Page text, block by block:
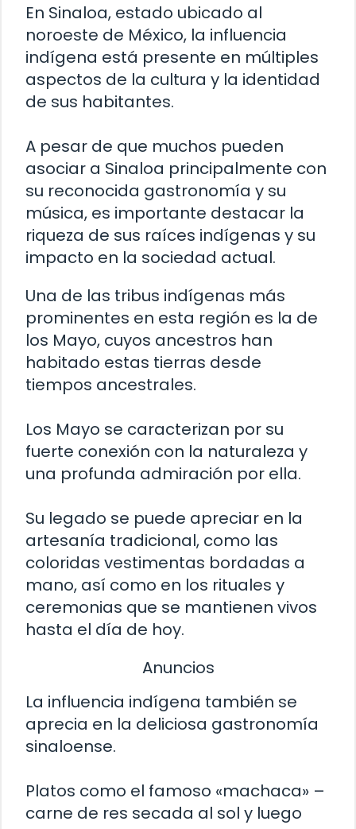
En Sinaloa, estado ubicado al
noroeste de México, la influencia
indígena está presente en múltiples
aspectos de la cultura y la identidad
de sus habitantes.
A pesar de que muchos pueden
asociar a Sinaloa principalmente con
su reconocida gastronomía y su
música, es importante destacar la
riqueza de sus raíces indígenas y su
impacto en la sociedad actual.
Una de las tribus indígenas más
prominentes en esta región es la de
los Mayo, cuyos ancestros han
habitado estas tierras desde
tiempos ancestrales.
Los Mayo se caracterizan por su
fuerte conexión con la naturaleza y
una profunda admiración por ella.
Su legado se puede apreciar en la
artesanía tradicional, como las
coloridas vestimentas bordadas a
mano, así como en los rituales y
ceremonias que se mantienen vivos
hasta el día de hoy.
Anuncios
La influencia indígena también se
aprecia en la deliciosa gastronomía
sinaloense.
Platos como el famoso «machaca» –
carne de res secada al sol y luego